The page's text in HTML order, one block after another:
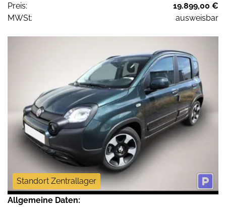
Preis:
19.899,00 €
MWSt:
ausweisbar
Standort Zentrallager
Allgemeine Daten: